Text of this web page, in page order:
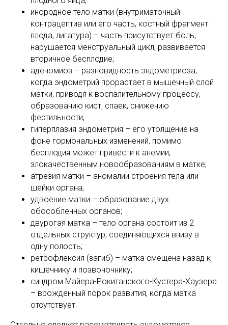
инородное тело матки (внутриматочный
контрацептив или его часть, костный фрагмент
плода, лигатура) – часть присутствует боль,
нарушается менструальный цикл, развивается
вторичное бесплодие;
аденомиоз – разновидность эндометриоза,
когда эндометрий прорастает в мышечный слой
матки, приводя к воспалительному процессу,
образованию кист, спаек, снижению
фертильности;
гиперплазия эндометрия – его утолщение на
фоне гормональных изменений, помимо
бесплодия может привести к анемии,
злокачественным новообразованиям в матке;
атрезия матки – аномалии строения тела или
шейки органа;
удвоение матки – образование двух
обособленных органов;
двурогая матка – тело органа состоит из 2
отдельных структур, соединяющихся внизу в
одну полость;
ретрофлексия (загиб) – матка смещена назад к
кишечнику и позвоночнику;
синдром Майера-Рокитанского-Кустера-Хаузера
– врожденный порок развития, когда матка
отсутствует.